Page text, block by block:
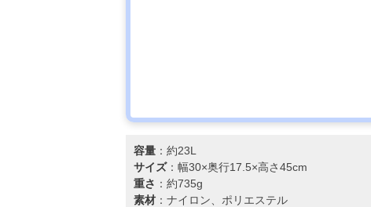
容量：約23L
サイズ：幅30×奥行17.5×高さ45cm
重さ ：約735g
素材：ナイロン、ポリエステル